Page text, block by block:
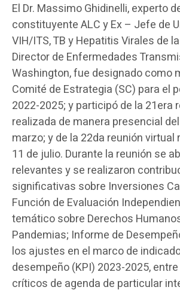
El Dr. Massimo Ghidinelli, experto
constituyente ALC y Ex – Jefe de
VIH/ITS, TB y Hepatitis Virales de
Director de Enfermedades
Washington, fue designado como
Comité de Estrategia (SC) para el
2022-2025; y participó de la 21era
realizada de manera presencial
marzo; y de la 22da reunión virtual
11 de julio. Durante la reunión se
relevantes y se realizaron
significativas sobre Inversiones
Función de Evaluación
temático sobre Derechos
Pandemias; Informe de
los ajustes en el marco de
desempeño (KPI) 2023-2025,
críticos de agenda de particular